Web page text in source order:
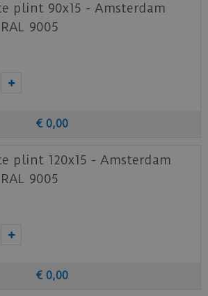
plint 90x15 - Amsterdam
9005
€ 0,00
plint 120x15 - Amsterdam
9005
€ 0,00